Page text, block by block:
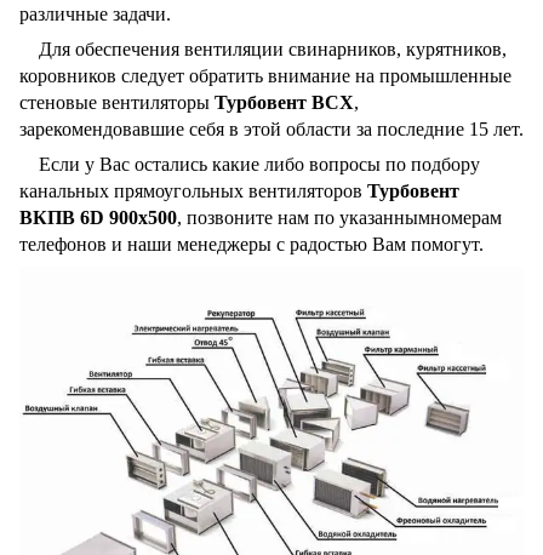
различные задачи.
Для обеспечения вентиляции свинарников, курятников,
коровников следует обратить внимание на промышленные
стеновые вентиляторы Турбовент ВСХ,
зарекомендовавшие себя в этой области за последние 15 лет.
Если у Вас остались какие либо вопросы по подбору
канальных прямоугольных вентиляторов Турбовент
ВКПВ 6D 900x500, позвоните нам по указаннымномерам
телефонов и наши менеджеры с радостью Вам помогут.